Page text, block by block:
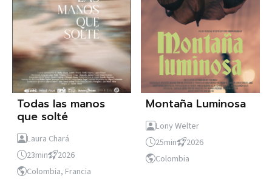
Todas las manos
que solté
Laura Chará
23min
2026
Colombia, Francia
Montaña Luminosa
Lony Welter
25min
2026
Colombia